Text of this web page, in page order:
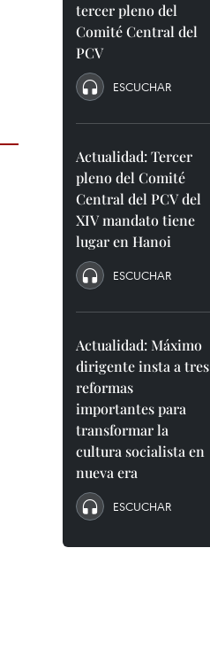
tercer pleno del
Comité Central del
PCV
ESCUCHAR
Actualidad: Tercer
pleno del Comité
Central del PCV del
XIV mandato tiene
lugar en Hanoi
ESCUCHAR
Actualidad: Máximo
dirigente insta a tres
reformas
importantes para
transformar la
cultura socialista en
nueva era
ESCUCHAR